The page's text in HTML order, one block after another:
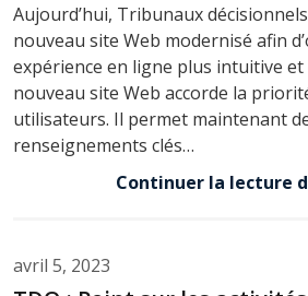
Aujourd’hui, Tribunaux
nouveau site Web modernisé afin
expérience en ligne plus intuitive et
nouveau site Web accorde la
utilisateurs. Il permet maintenant
renseignements clés…
Continuer la lecture
avril 5, 2023